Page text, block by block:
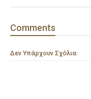
Comments
Δεν Υπάρχουν Σχόλια: